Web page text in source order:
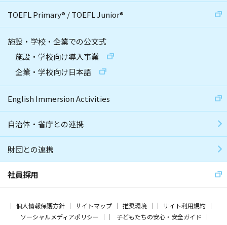
TOEFL Primary® /TOEFL Junior®
施設・学校・企業での公文式
施設・学校向け導入事業
企業・学校向け日本語
English Immersion Activities
自治体・省庁との連携
財団との連携
社員採用
個人情報保護方針 サイトマップ 推奨環境
サイト利用規約
ソーシャルメディアポリシー
子どもたちの安心・安全ガイド